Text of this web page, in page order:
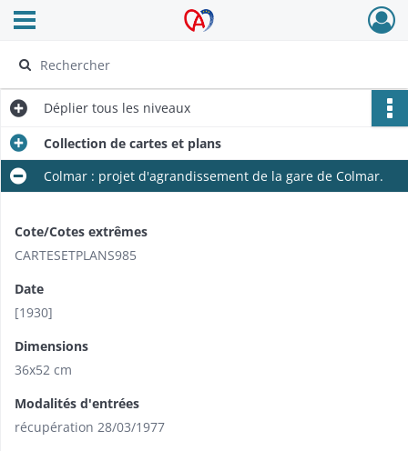
Archives Alsace - Colmar
Ouvrir le menu déroulant
Déplier tous les niveaux
Collection de cartes et plans
Colmar : projet d'agrandissement de la gare de Colmar.
Cote/Cotes extrêmes
CARTESETPLANS985
Date
[1930]
Dimensions
36x52 cm
Modalités d'entrées
récupération 28/03/1977